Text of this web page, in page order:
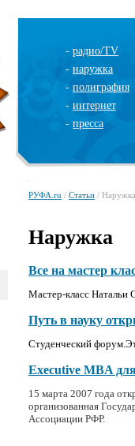
- радио/TV
- наружка
- полиграфия
- интернет
- пресса
РУФА.ru / Статьи / Наружка
Наружка
Все на мастер
Мастер-класс Натальи
Путь в науку
Студенческий
Executive MBA
15 марта 2007 года
организованная
Ассоциации РФР.